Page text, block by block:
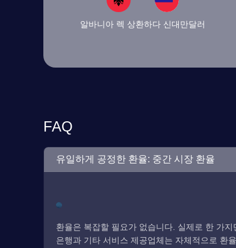
알바니아 렉 상환하다 신대만달러
FAQ
유일하게 공정한 환율: 중간 시장 환율
환율은 복잡할 필요가 없습니다. 실제로 한 가
은행과 기타 서비스 제공업체는 자체적으로 환